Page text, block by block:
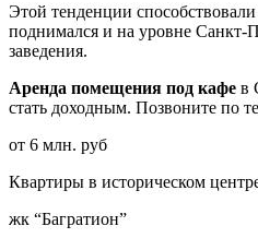
Этой тенденции
поднимался и на уровне Санкт-
заведения.
Аренда помещения под кафе в
стать доходным. Позвоните по
от 6 млн. руб
Квартиры в историческом
жк “Багратион”